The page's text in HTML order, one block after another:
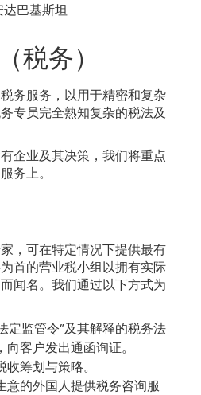
达巴基斯坦
税务）
务服务，以用于精密和复杂
专员完全熟知复杂的税法及
企业及其决策，我们将重点
务上。
，可在特定情况下提供最有
首的营业税小组以拥有实际
闻名。我们通过以下方式为
定监管令”及其解释的税务法
客户发出通函询证。
筹划与策略。
意的外国人提供税务咨询服